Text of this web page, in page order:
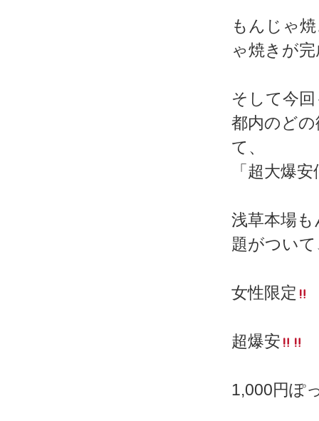
もんじゃ
ゃ焼きが
そして今
都内のど
て、
「超大爆
浅草本場
題がつい
女性限定
超爆安
1,000円ぽ